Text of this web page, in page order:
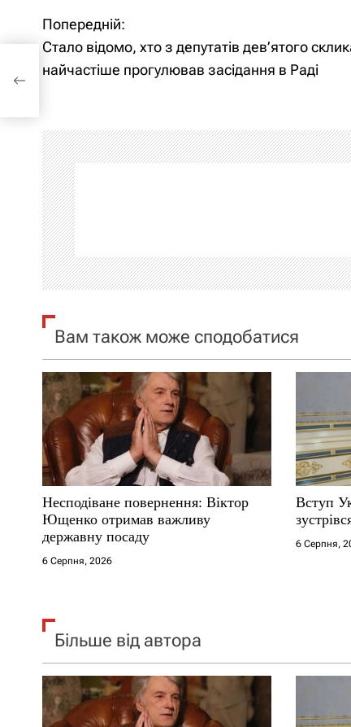
Н
а
і
г
а
ц
і
я
а
п
и
с
і
в
Попередній:
Стало відомо, хто з депутатів дев’ятого
найчастіше прогулював засідання в Раді
Вам також може сподобатися
Несподіване повернення: Віктор
Ющенко отримав важливу
державну посаду
6 Серпня, 2026
Вступ
6 Серпня,
Більше від автора